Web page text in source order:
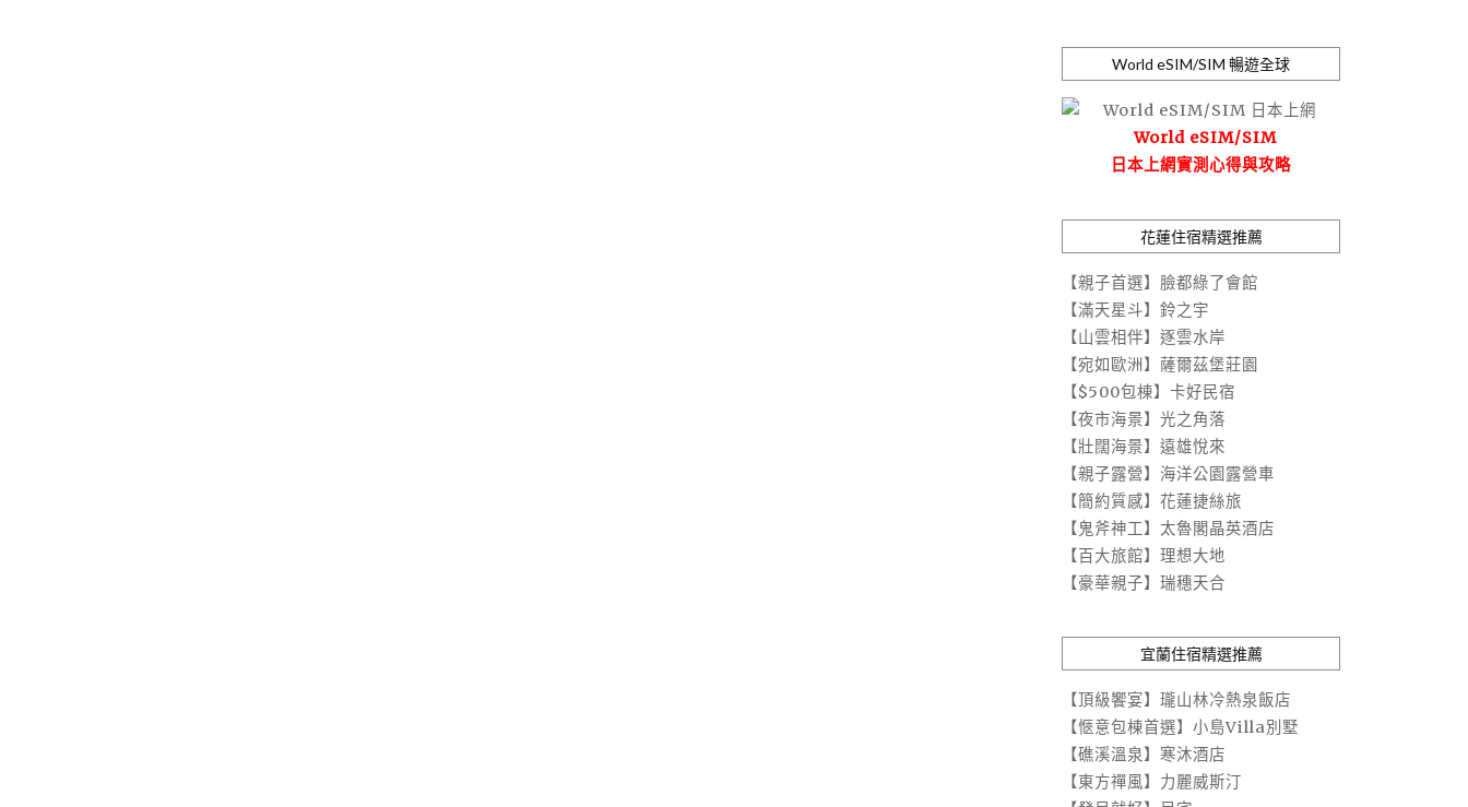
World eSIM/SIM 暢遊全球
World eSIM/SIM
日本上網實測心得與攻略
花蓮住宿精選推薦
【親子首選】臉都綠了會館
【滿天星斗】鈴之宇
【山雲相伴】逐雲水岸
【宛如歐洲】薩爾茲堡莊園
【$500包棟】卡好民宿
【夜市海景】光之角落
【壯闊海景】遠雄悅來
【親子露營】海洋公園露營車
【簡約質感】花蓮捷絲旅
【鬼斧神工】太魯閣晶英酒店
【百大旅館】理想大地
【豪華親子】瑞穗天合
宜蘭住宿精選推薦
【頂級饗宴】瓏山林冷熱泉飯店
【愜意包棟首選】小島Villa別墅
【礁溪溫泉】寒沐酒店
【東方禪風】力麗威斯汀